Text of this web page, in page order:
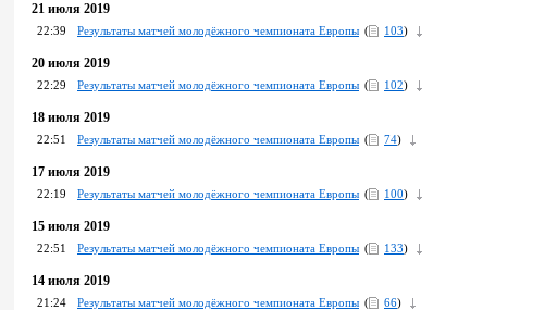
21 июля 2019
22:39 Результаты матчей молодёжного чемпионата Европы ( 103)
20 июля 2019
22:29 Результаты матчей молодёжного чемпионата Европы ( 102)
18 июля 2019
22:51 Результаты матчей молодёжного чемпионата Европы ( 74)
17 июля 2019
22:19 Результаты матчей молодёжного чемпионата Европы ( 100)
15 июля 2019
22:51 Результаты матчей молодёжного чемпионата Европы ( 133)
14 июля 2019
21:24 Результаты матчей молодёжного чемпионата Европы ( 66)